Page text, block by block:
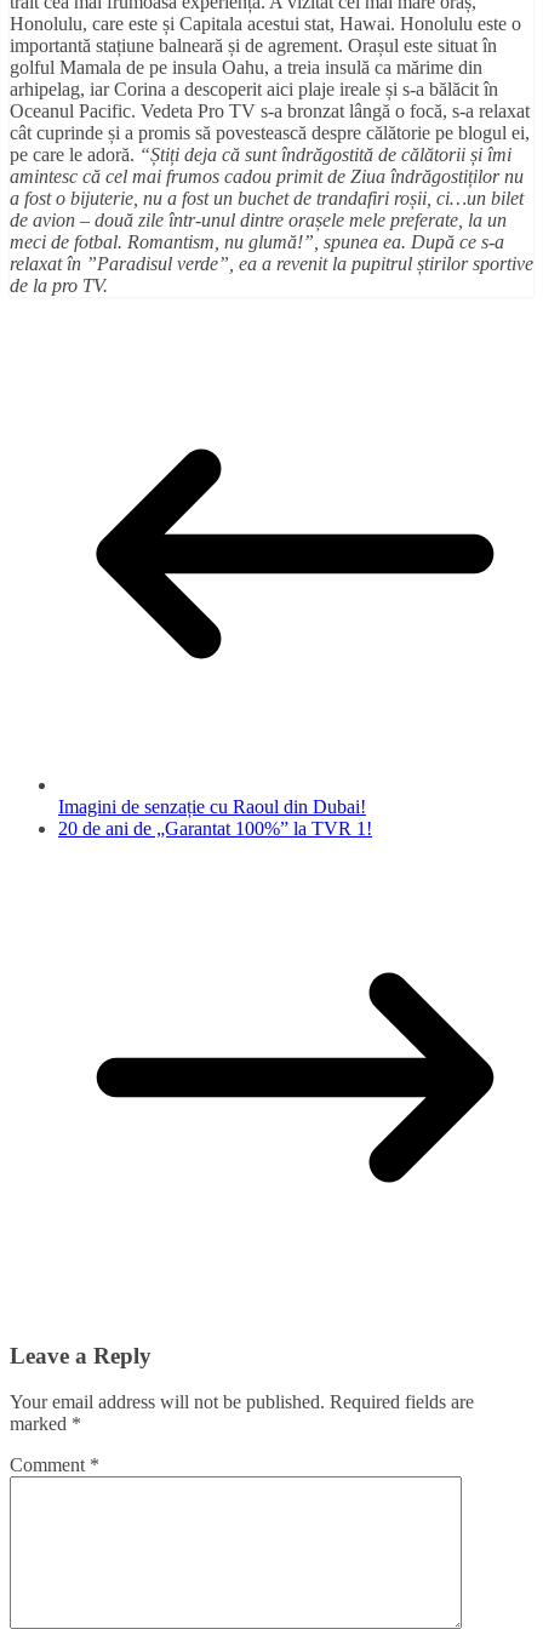
Honolulu, care este și Capitala acestui stat, Hawai. Honolulu este o
importantă stațiune balneară și de agrement. Orașul este situat în
golful Mamala de pe insula Oahu, a treia insulă ca mărime din
arhipelag, iar Corina a descoperit aici plaje ireale și s-a bălăcit în
Oceanul Pacific. Vedeta Pro TV s-a bronzat lângă o focă, s-a relaxat
cât cuprinde și a promis să povestească despre călătorie pe blogul ei,
pe care le adoră. “Știți deja că sunt îndrăgostită de călătorii și îmi
amintesc că cel mai frumos cadou primit de Ziua îndrăgostiților nu
a fost o bijuterie, nu a fost un buchet de trandafiri roșii, ci…un bilet
de avion – două zile într-unul dintre orașele mele preferate, la un
meci de fotbal. Romantism, nu glumă!”, spunea ea. După ce s-a
relaxat în ”Paradisul verde”, ea a revenit la pupitrul știrilor sportive
de la pro TV.
Imagini de senzație cu Raoul din Dubai!
20 de ani de „Garantat 100%” la TVR 1!
Leave a Reply
Your email address will not be published. Required fields are
marked *
Comment *